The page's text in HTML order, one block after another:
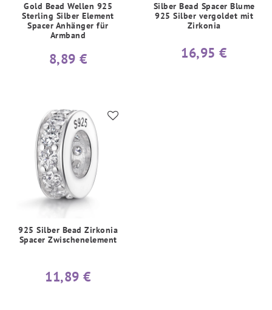
Gold Bead Wellen 925
Sterling Silber Element
Spacer Anhänger für
Armband
8,89 €
Silber Bead Spacer Blume
925 Silber vergoldet mit
Zirkonia
16,95 €
925 Silber Bead Zirkonia
Spacer Zwischenelement
11,89 €